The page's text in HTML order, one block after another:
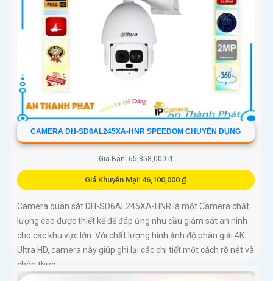
CAMERA DH-SD6AL245XA-HNR SPEEDOM CHUYÊN DỤNG
Giá Bán: 65,858,000 ₫
Giá Khuyến Mại: 46,100,000 ₫
Camera quan sát DH-SD6AL245XA-HNR là một Camera chất
lượng cao được thiết kế để đáp ứng nhu cầu giám sát an ninh
cho các khu vực lớn. Với chất lượng hình ảnh độ phân giải 4K
Ultra HD, camera này giúp ghi lại các chi tiết một cách rõ nét và
chân thực